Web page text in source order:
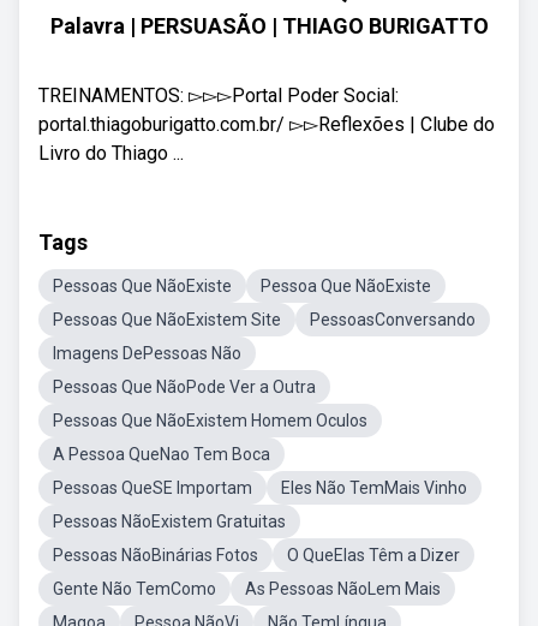
Palavra | PERSUASÃO | THIAGO BURIGATTO
TREINAMENTOS: ▻▻▻Portal Poder Social:
portal.thiagoburigatto.com.br/ ▻▻Reflexões | Clube do
Livro do Thiago ...
Tags
Pessoas Que NãoExiste
Pessoa Que NãoExiste
Pessoas Que NãoExistem Site
PessoasConversando
Imagens DePessoas Não
Pessoas Que NãoPode Ver a Outra
Pessoas Que NãoExistem Homem Oculos
A Pessoa QueNao Tem Boca
Pessoas QueSE Importam
Eles Não TemMais Vinho
Pessoas NãoExistem Gratuitas
Pessoas NãoBinárias Fotos
O QueElas Têm a Dizer
Gente Não TemComo
As Pessoas NãoLem Mais